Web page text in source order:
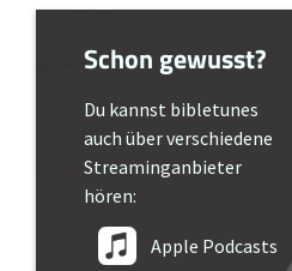
Schon gewusst?
Du kannst bibletunes
auch über verschiedene
Streaminganbieter
hören:
Apple Podcasts